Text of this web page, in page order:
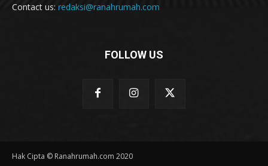
Contact us: redaksi@ranahrumah.com
FOLLOW US
Hak Cipta © Ranahrumah.com 2020